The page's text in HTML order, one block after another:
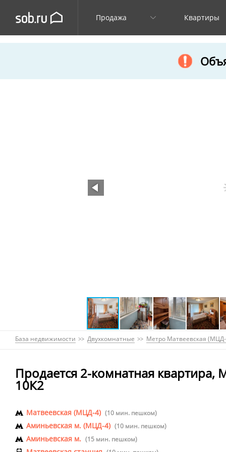
Продажа Квартиры
База недвижимости Двухкомнатные Метро Матвеевская
Продается 2-комнатная квартира,
10К2
Матвеевская (МЦД-4) (10 мин. пешком)
Аминьевская м. (МЦД-4) (10 мин. пешком)
Аминьевская м. (15 мин. пешком)